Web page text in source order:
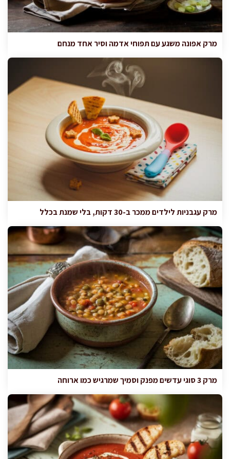
מרק אפונה משגע עם תפוחי אדמה וסיר אחד מנחם
מרק עגבניות לילדים ממכר ב-30 דקות, בלי שמנת בכלל
מרק 3 סוגי עדשים מפנק וסמיך שמרגיש כמו ארוחה